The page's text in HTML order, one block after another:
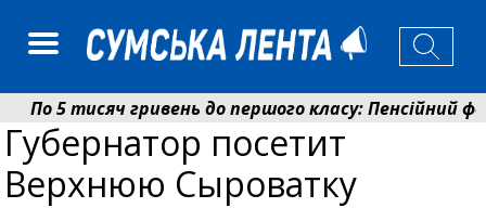
5 тисяч гривень до першого класу: Пенсійний
у Сумах погодили 115 компенсацій на
Губернатор посетит
Верхнюю Сыроватку